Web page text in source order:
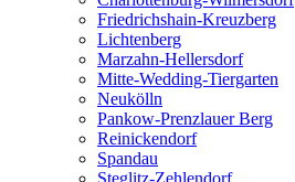
Friedrichshain-Kreuzberg
Lichtenberg
Marzahn-Hellersdorf
Mitte-Wedding-Tiergarten
Neukölln
Pankow-Prenzlauer Berg
Reinickendorf
Spandau
Steglitz-Zehlendorf